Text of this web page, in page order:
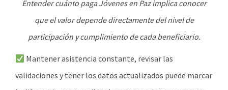
Entender cuánto paga Jóvenes en Paz implica conocer
que el valor depende directamente del nivel de
participación y cumplimiento de cada beneficiario.
Mantener asistencia constante, revisar las
validaciones y tener los datos actualizados puede marcar